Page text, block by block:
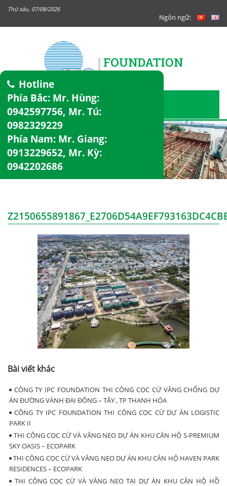
Thứ sáu, 07/08/2026
Ngôn ngữ:
Hotline
Phía Bắc: Mr. Hùng:
0942597756, Mr. Tú:
0982329229
Phía Nam: Mr. Giang:
0913229652, Mr. Kỳ:
0942202686
Bài viết khác
CÔNG TY IPC FOUNDATION THI CÔNG CỌC CỪ VĂNG CHỐNG DỰ
ÁN ĐƯỜNG VÀNH ĐAI ĐÔNG – TÂY , TP THANH HÓA
CÔNG TY IPC FOUNDATION THI CÔNG CỌC CỪ DỰ ÁN LOGISTIC
PARK II
THI CÔNG CỌC CỪ VÀ VĂNG NEO DỰ ÁN KHU CĂN HỘ S-PREMIUM
SKY OASIS – ECOPARK
THI CÔNG CỌC CỪ VÀ VĂNG NEO DỰ ÁN KHU CĂN HỘ HAVEN PARK
RESIDENCES – ECOPARK
THI CÔNG CỌC CỪ VÀ VĂNG NEO TẠI DỰ ÁN KHU CĂN HỘ HỒ